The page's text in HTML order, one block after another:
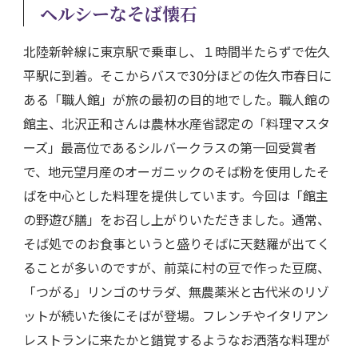
ヘルシーなそば懐石
北陸新幹線に東京駅で乗車し、１時間半たらずで佐久
平駅に到着。そこからバスで30分ほどの佐久市春日に
ある「職人館」が旅の最初の目的地でした。職人館の
館主、北沢正和さんは農林水産省認定の「料理マスタ
ーズ」最高位であるシルバークラスの第一回受賞者
で、地元望月産のオーガニックのそば粉を使用したそ
ばを中心とした料理を提供しています。今回は「館主
の野遊び膳」をお召し上がりいただきました。通常、
そば処でのお食事というと盛りそばに天麩羅が出てく
ることが多いのですが、前菜に村の豆で作った豆腐、
「つがる」リンゴのサラダ、無農薬米と古代米のリゾ
ットが続いた後にそばが登場。フレンチやイタリアン
レストランに来たかと錯覚するようなお洒落な料理が